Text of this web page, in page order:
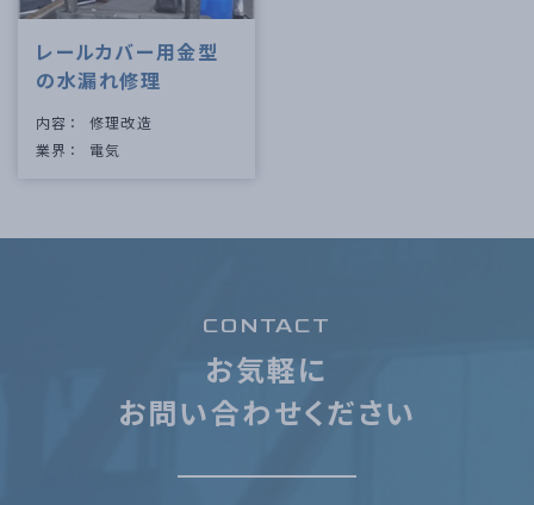
レールカバー用金型
の水漏れ修理
内容
修理改造
業界
電気
CONTACT
お気軽に
お問い合わせください